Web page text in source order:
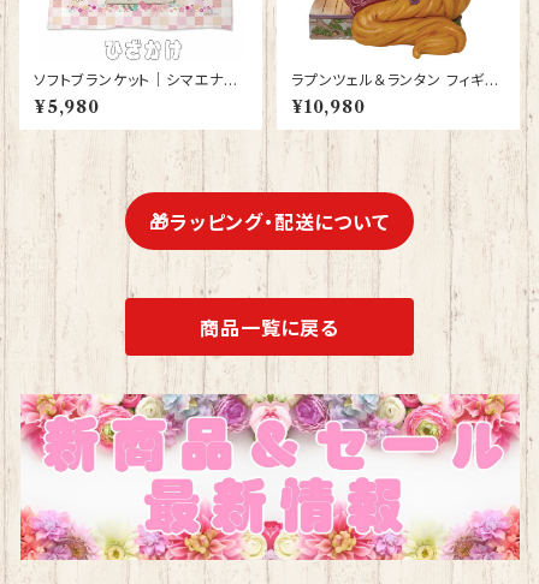
ソフトブランケット｜シマエナガ
グッズ ひざかけ 毛布【型番 SB-
116】ピンク しまえなが プレゼ
ント ギフト
¥5,980
ラプンツェル＆ランタン フィギュ
ア プレゼント ギフト グッズ 誕生
日プレゼント 人形 置物 ジムシ
ョア グッズ Disney Tradition
結婚祝い 入籍祝い お祝い 結婚
記念日 JIM SHORE ディズニ
ーランド ディズニーシー ディズ
ニーワールド ディズニー
¥10,980
🎁ラッピング・配送について
商品一覧に戻る